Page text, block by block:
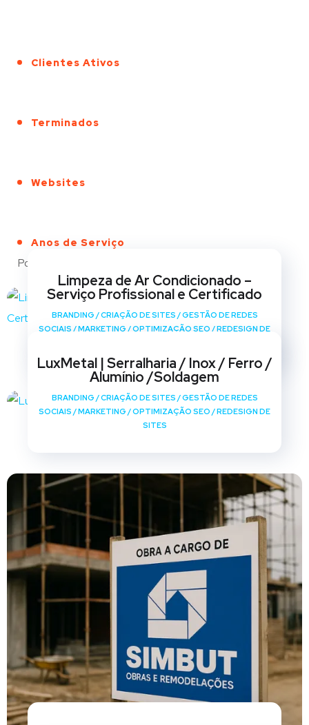
Clientes Ativos
Terminados
Websites
Anos de Serviço
Portfólio
Limpeza de Ar Condicionado –
Serviço Profissional e Certificado
BRANDING /CRIAÇÃO DE SITES /GESTÃO DE REDES
SOCIAIS /MARKETING /OPTIMIZAÇÃO SEO /REDESIGN DE
LuxMetal | Serralharia / Inox / Ferro /
Alumínio /Soldagem
BRANDING /CRIAÇÃO DE SITES /GESTÃO DE REDES
SOCIAIS /MARKETING /OPTIMIZAÇÃO SEO /REDESIGN DE
SITES